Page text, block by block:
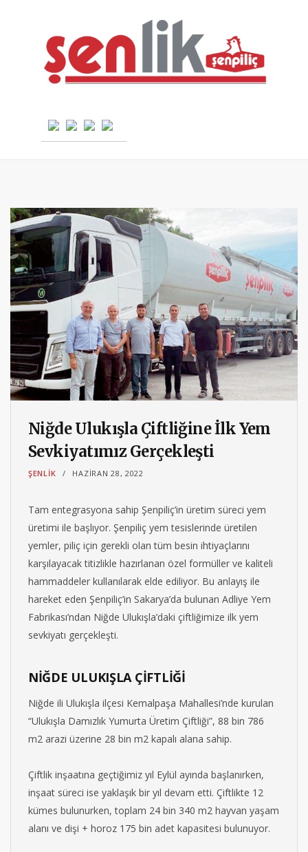
Niğde Ulukışla Çiftliğine İlk Yem
Sevkiyatımız Gerçekleşti
ŞENLIK HAZIRAN 28, 2022
Tam entegrasyona sahip Şenpiliç’in üretim süreci yem
üretimi ile başlıyor. Şenpiliç yem tesislerinde üretilen
yemler, piliç için gerekli olan tüm besin ihtiyaçlarını
karşılayacak titizlikle hazırlanan özel formüller ve kaliteli
hammaddeler kullanılarak elde ediliyor. Bu anlayış ile
hareket eden Şenpiliç’in Sakarya’da bulunan Adliye Yem
Fabrikası’ndan Niğde Ulukışla’daki çiftliğimize ilk yem
sevkiyatı gerçekleşti.
NİĞDE ULUKIŞLA ÇİFTLİĞİ
Niğde ili Ulukışla ilçesi Kemalpaşa Mahallesi’nde kurulan
“Ulukışla Damızlık Yumurta Üretim Çiftliği”, 88 bin 786
m2 arazi üzerine 28 bin m2 kapalı alana sahip.
Çiftlik inşaatına geçtiğimiz yıl Eylül ayında başlanırken,
inşaat süreci ise yaklaşık bir yıl devam etti. Çiftlikte 12
kümes bulunurken, toplam 24 bin 340 m2 hayvan yaşam
alanı ve dişi + horoz 175 bin adet kapasitesi bulunuyor.